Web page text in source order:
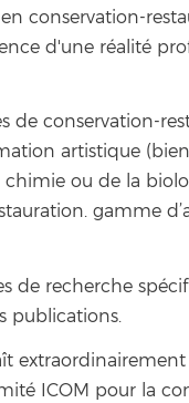
conservation-
d'une réalité
de conservation-
artistique
ou de la
gamme
de recherche
publications.
ICOM pour la